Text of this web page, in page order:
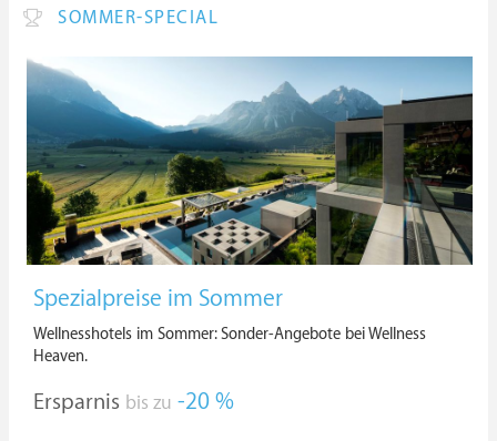
SOMMER-SPECIAL
Spezialpreise im Sommer
Wellnesshotels im Sommer: Sonder-Angebote bei Wellness
Heaven.
Ersparnis bis zu -20 %